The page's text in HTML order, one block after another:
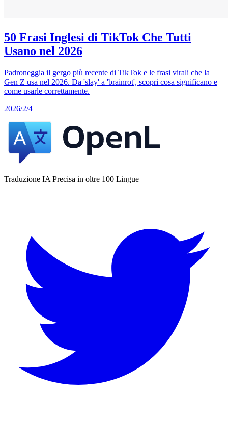
50 Frasi Inglesi di TikTok Che Tutti
Usano nel 2026
Padroneggia il gergo più recente di TikTok e le frasi virali che la
Gen Z usa nel 2026. Da 'slay' a 'brainrot', scopri cosa significano e
come usarle correttamente.
2026/2/4
Traduzione IA Precisa in oltre 100 Lingue